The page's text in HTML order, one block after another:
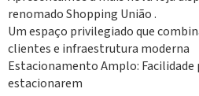
renomado Shopping União .
Um espaço privilegiado que
clientes e infraestrutura moderna
Estacionamento Amplo: Facilidade
estacionarem